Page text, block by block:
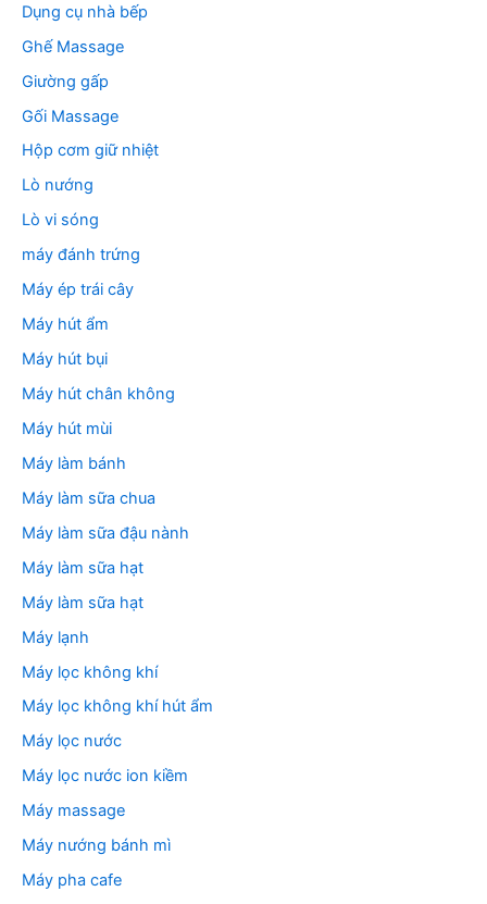
Dụng cụ nhà bếp
Ghế Massage
Giường gấp
Gối Massage
Hộp cơm giữ nhiệt
Lò nướng
Lò vi sóng
máy đánh trứng
Máy ép trái cây
Máy hút ẩm
Máy hút bụi
Máy hút chân không
Máy hút mùi
Máy làm bánh
Máy làm sữa chua
Máy làm sữa đậu nành
Máy làm sữa hạt
Máy làm sữa hạt
Máy lạnh
Máy lọc không khí
Máy lọc không khí hút ẩm
Máy lọc nước
Máy lọc nước ion kiềm
Máy massage
Máy nướng bánh mì
Máy pha cafe